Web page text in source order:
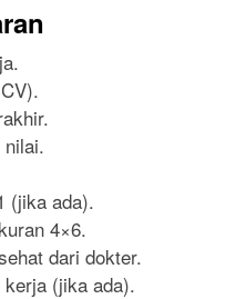
(jika ada).
4×6.
dari dokter.
kerja (jika ada).